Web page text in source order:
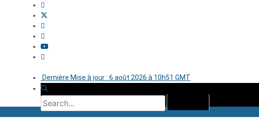
Dernière Mise à jour : 6 août 2026 à 10h51 GMT